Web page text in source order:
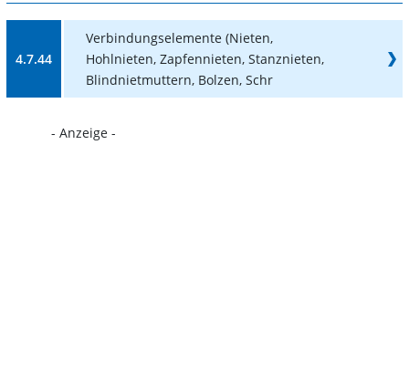
4.7.44
Verbindungselemente (Nieten,
Hohlnieten, Zapfennieten, Stanznieten,
Blindnietmuttern, Bolzen, Schr
- Anzeige -